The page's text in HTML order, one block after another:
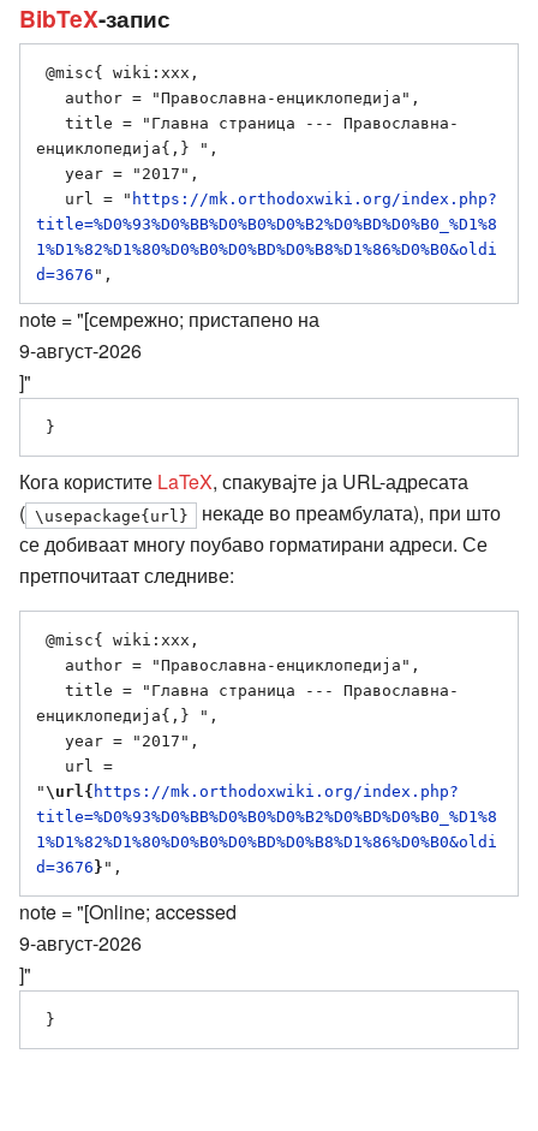
BibTeX-запис
енциклопедија{,} ",
   url = "
https://mk.orthodoxwiki.org/index.php?
title=%D0%93%D0%BB%D0%B0%D0%B2%D0%BD%D0%B0_%D1%8
1%D1%82%D1%80%D0%B0%D0%BD%D0%B8%D1%86%D0%B0&oldi
d=3676
note = "[семрежно; пристапено на
9-август-2026
]"
Кога користите LaTeX, спакувајте ја URL-адресата
( \usepackage{url}
некаде во преамбулата), при што
се добиваат многу поубаво горматирани адреси. Се
претпочитаат следниве:
енциклопедија{,} ",
" \url{ https://mk.orthodoxwiki.org/index.php?
title=%D0%93%D0%BB%D0%B0%D0%B2%D0%BD%D0%B0_%D1%8
1%D1%82%D1%80%D0%B0%D0%BD%D0%B8%D1%86%D0%B0&oldi
d=3676 }
note = "[Online; accessed
9-август-2026
]"